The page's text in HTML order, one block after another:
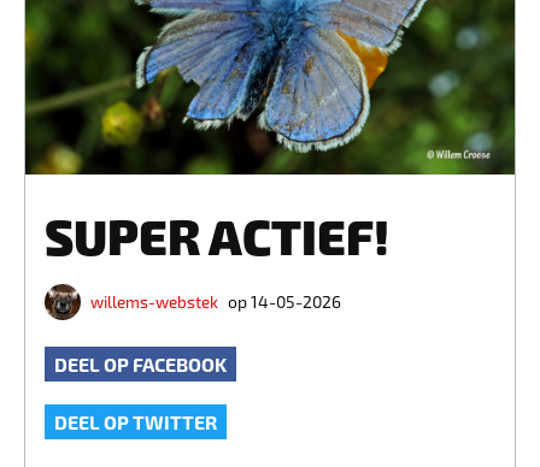
SUPER ACTIEF!
willems-webstek op 14-05-2026
DEEL OP FACEBOOK
DEEL OP TWITTER